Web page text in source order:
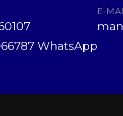
WhatsApp
E-